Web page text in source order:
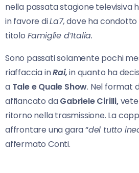
nella passata stagione televisiva
in favore diLa7,dove ha condotto
titolo Famiglie d’Italia.
Sono passati solamente pochi
riaffaccia inRai,in quanto ha
a Tale e Quale Show. Nel format
affiancato daGabriele Cirilli,
ritorno nella trasmissione. La
affrontare una gara “del tutto
affermato Conti.